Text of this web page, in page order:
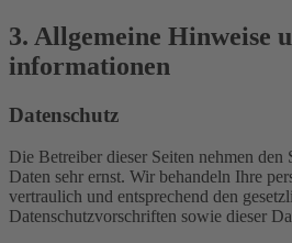
3. Allgemeine Hinweise
informationen
Datenschutz
Die Betreiber dieser Seiten nehmen den
Daten sehr ernst. Wir behandeln Ihre
vertraulich und entsprechend den
Datenschutzvorschriften sowie dieser